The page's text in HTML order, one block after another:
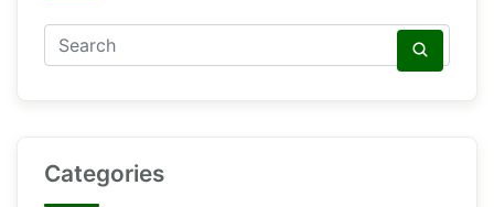
Categories